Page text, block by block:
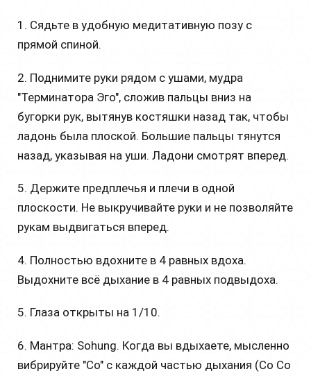
1. Сядьте в удобную медитативную позу с
прямой спиной.
2. Поднимите руки рядом с ушами, мудра
"Терминатора Эго", сложив пальцы вниз на
бугорки рук, вытянув костяшки назад так, чтобы
ладонь была плоской. Большие пальцы тянутся
назад, указывая на уши. Ладони смотрят вперед.
5. Держите предплечья и плечи в одной
плоскости. Не выкручивайте руки и не позволяйте
рукам выдвигаться вперед.
4. Полностью вдохните в 4 равных вдоха.
Выдохните всё дыхание в 4 равных подвыдоха.
5. Глаза открыты на 1/10.
6. Мантра: Sohung. Когда вы вдыхаете, мысленно
вибрируйте "Со" с каждой частью дыхания (Со Со